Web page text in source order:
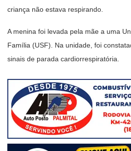
criança não estava respirando.
A menina foi levada pela mãe a uma
Família (USF). Na unidade, foi
sinais de parada cardiorrespiratória.